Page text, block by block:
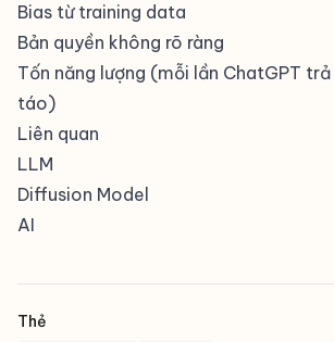
Bias từ training data
Bản quyền không rõ ràng
Tốn năng lượng (mỗi lần ChatGPT trả
táo)
Liên quan
LLM
Diffusion Model
AI
Thẻ